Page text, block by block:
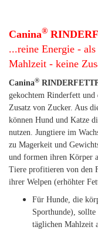
Canina®
...reine Energie -
Mahlzeit - keine
Canina®
gekochtem Rinderfett und
Zusatz von Zucker. Aus
können Hund und Katze
nutzen. Jungtiere im
zu Magerkeit und
und formen ihren Körper
Tiere profitieren von den
ihrer Welpen (erhöhter
Für Hunde, die
Sporthunde), sollte
täglichen Mahlzeit